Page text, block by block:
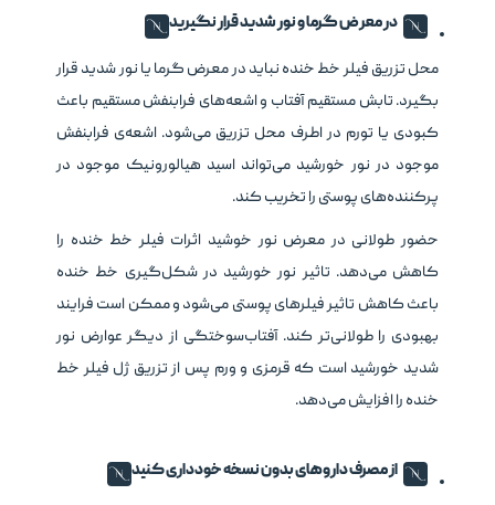
در معرض گرما و نور شدید قرار نگیرید
محل تزریق فیلر خط خنده نباید در معرض گرما یا نور شدید قرار
بگیرد. تابش مستقیم آفتاب و اشعه‌های فرابنفش مستقیم باعث
کبودی یا تورم در اطرف محل تزریق می‌شود. اشعه‌ی فرابنفش
موجود در نور خورشید می‌تواند اسید هیالورونیک موجود در
پرکننده‌های پوستی را تخریب کند.
حضور طولانی در معرض نور خوشید اثرات فیلر خط خنده را
کاهش می‌دهد. تاثیر نور خورشید در شکل‌گیری خط خنده
باعث کاهش تاثیر فیلرهای پوستی می‌شود و ممکن است فرایند
بهبودی را طولانی‌تر کند. آفتاب‌سوختگی از دیگر عوارض نور
شدید خورشید است که قرمزی و ورم پس از تزریق ژل فیلر خط
خنده را افزایش می‌دهد.
از مصرف داروهای بدون نسخه خودداری کنید